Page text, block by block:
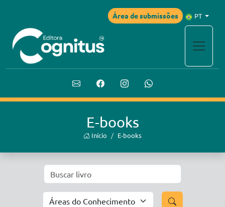
Área de submissões PT
E-books
Início E-books